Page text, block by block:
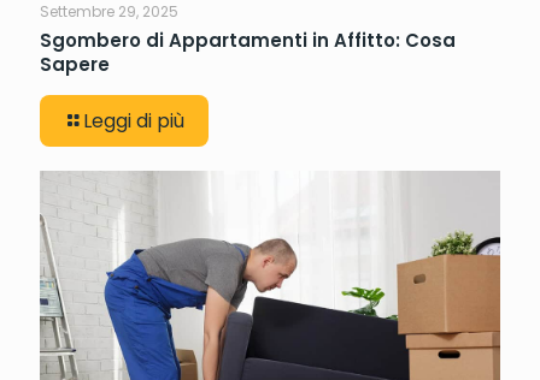
Settembre 29, 2025
Sgombero di Appartamenti in Affitto: Cosa
Sapere
Leggi di più